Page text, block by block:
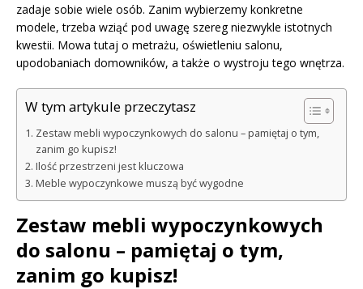
zadaje sobie wiele osób. Zanim wybierzemy konkretne
modele, trzeba wziąć pod uwagę szereg niezwykle istotnych
kwestii. Mowa tutaj o metrażu, oświetleniu salonu,
upodobaniach domowników, a także o wystroju tego wnętrza.
W tym artykule przeczytasz
Zestaw mebli wypoczynkowych do salonu – pamiętaj o tym,
zanim go kupisz!
Ilość przestrzeni jest kluczowa
Meble wypoczynkowe muszą być wygodne
Zestaw mebli wypoczynkowych
do salonu – pamiętaj o tym,
zanim go kupisz!